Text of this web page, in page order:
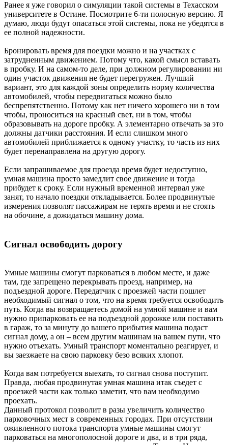
Ранее я уже говорил о симуляции такой системы в Техасском
университете в Остине. Посмотрите 6-ти полосную версию. Я
думаю, люди будут опасаться этой системы, пока не убедятся в
ее полной надежности.
Бронировать время для поездки можно и на участках с
затрудненным движением. Потому что, какой смысл вставать
в пробку. И на самом-то деле, при должном регулировании ни
один участок движения не будет перегружен. Лучший
вариант, это для каждой зоны определить норму количества
автомобилей, чтобы передвигаться можно было
беспрепятственно. Потому как нет ничего хорошего ни в том
чтобы, проноситься на красный свет, ни в том, чтобы
образовывать на дороге пробку. А элементарно отвечать за это
должны датчики расстояния. И если слишком много
автомобилей приближается к одному участку, то часть из них
будет перенаправлена на другую дорогу.
Если запрашиваемое для проезда время будет недоступно,
умная машина просто замедлит свое движение и тогда
прибудет к сроку. Если нужный временной интервал уже
занят, то начало поездки откладывается. Более продвинутые
измерения позволят пассажирам не терять время и не стоять
на обочине, а дожидаться машину дома.
Сигнал освободить дорогу
Умные машины смогут парковаться в любом месте, и даже
там, где запрещено перекрывать проезд, например, на
подъездной дороге. Передатчик с проезжей части пошлет
необходимый сигнал о том, что на время требуется освободить
путь. Когда вы возвращаетесь домой на умной машине и вам
нужно припарковать ее на подъездной дорожке или поставить
в гараж, то за минуту до вашего прибытия машина подаст
сигнал дому, а он – всем другим машинам на вашем пути, что
нужно отъехать. Умный транспорт моментально реагирует, и
вы заезжаете на свою парковку безо всяких хлопот.
Когда вам потребуется выехать, то сигнал снова поступит.
Правда, любая продвинутая умная машина итак съедет с
проезжей части как только заметит, что вам необходимо
проехать.
Данный протокол позволит в разы увеличить количество
парковочных мест в современных городах. При отсутствии
оживленного потока транспорта умные машины смогут
парковаться на многополосной дороге и два, и в три ряда,